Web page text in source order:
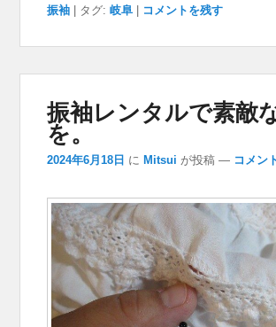
振袖
タグ: 岐阜 コメントを残す
振袖レンタルで素敵
を。
2024年6月18日 に Mitsui が投稿 — コメン